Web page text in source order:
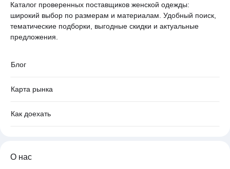
Каталог проверенных поставщиков женской одежды:
широкий выбор по размерам и материалам. Удобный поиск,
тематические подборки, выгодные скидки и актуальные
предложения.
Блог
Карта рынка
Как доехать
О нас